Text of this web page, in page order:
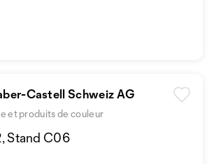
Castell Schweiz AG
et produits de couleur
Stand C06